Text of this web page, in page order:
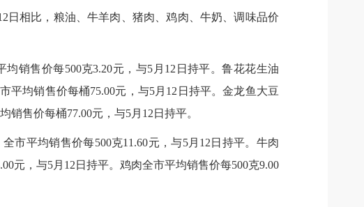
日相比，粮油、牛羊肉、猪肉、鸡肉、牛奶、调味品价
销售价每500克3.20元，与5月12日持平。鲁花花生油
平均销售价每桶75.00元，与5月12日持平。金龙鱼大豆
售价每桶77.00元，与5月12日持平。
市平均销售价每500克11.60元，与5月12日持平。牛肉
元，与5月12日持平。鸡肉全市平均销售价每500克9.00